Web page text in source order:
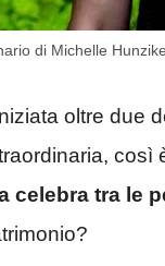
di Michelle
oltre due
così
celebra tra le